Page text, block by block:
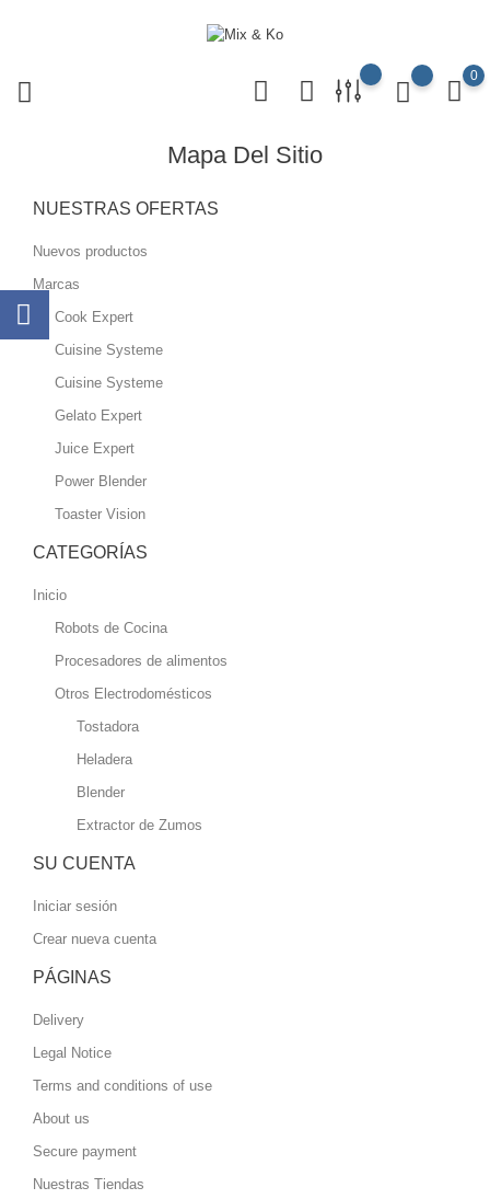
0
Mapa Del Sitio
NUESTRAS OFERTAS
Nuevos productos
Marcas
Cook Expert
Cuisine Systeme
Cuisine Systeme
Gelato Expert
Juice Expert
Power Blender
Toaster Vision
CATEGORÍAS
Inicio
Robots de Cocina
Procesadores de alimentos
Otros Electrodomésticos
Tostadora
Heladera
Blender
Extractor de Zumos
SU CUENTA
Iniciar sesión
Crear nueva cuenta
PÁGINAS
Delivery
Legal Notice
Terms and conditions of use
About us
Secure payment
Nuestras Tiendas